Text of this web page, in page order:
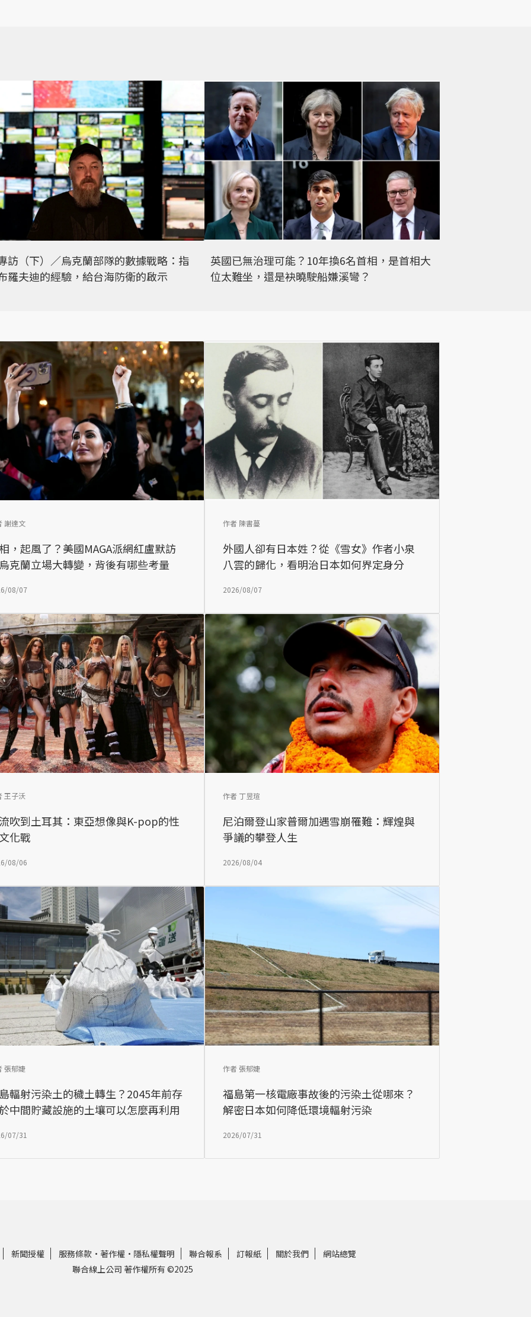
訪（下）／烏克蘭部隊的數據戰略：指
羅夫迪的經驗，給台海防衛的啟示
英國已無治理可能？10年換6名首相，是首相大
位太難坐，還是袂曉駛船嫌溪彎？
，起風了？美國MAGA派網紅盧默訪
克蘭立場大轉變，背後有哪些考量
謝達文
08/07
外國人卻有日本姓？從《雪女》作者小泉
八雲的歸化，看明治日本如何界定身分
作者 陳書蔓
2026/08/07
吹到土耳其：東亞想像與K-pop的性
化戰
王子沃
08/06
尼泊爾登山家普爾加遇雪崩罹難：輝煌與
爭議的攀登人生
作者 丁昱瑄
2026/08/04
輻射污染土的穢土轉生？2045年前存
中間貯藏設施的土壤可以怎麼再利用
張郁婕
07/31
福島第一核電廠事故後的污染土從哪來？
解密日本如何降低環境輻射污染
作者 張郁婕
2026/07/31
新聞授權 服務條款 · 著作權 · 隱私權聲明 聯合報系 訂報紙 關於我們
網站總覽
聯合線上公司 著作權所有 ©2025